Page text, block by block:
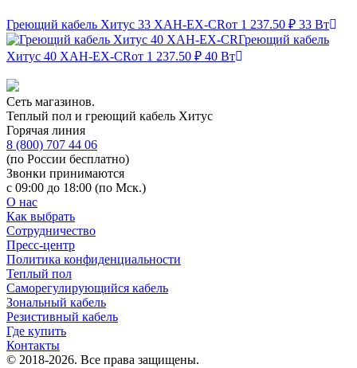
Греющий кабель Хитус 33 XAH-EX-CRот 1 237.50 ₽ 33 Вт
Греющий кабель
Хитус 40 XAH-EX-CRот 1 237.50 ₽ 40 Вт
Сеть магазинов.
Теплый пол и греющий кабель Хитус
Горячая линия
8 (800) 707 44 06
(по России бесплатно)
Звонки принимаются
с 09:00 до 18:00 (по Мск.)
О нас
Как выбрать
Сотрудничество
Пресс-центр
Политика конфиденциальности
Теплый пол
Саморегулирующийся кабель
Зональный кабель
Резистивный кабель
Где купить
Контакты
© 2018-2026. Все права защищены.